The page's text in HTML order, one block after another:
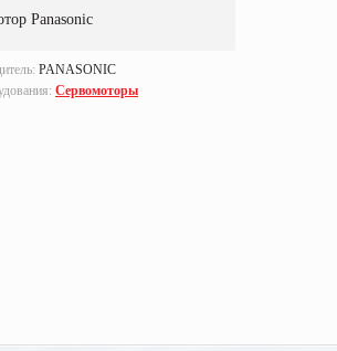
Panasonic
PANASONIC
Сервомоторы